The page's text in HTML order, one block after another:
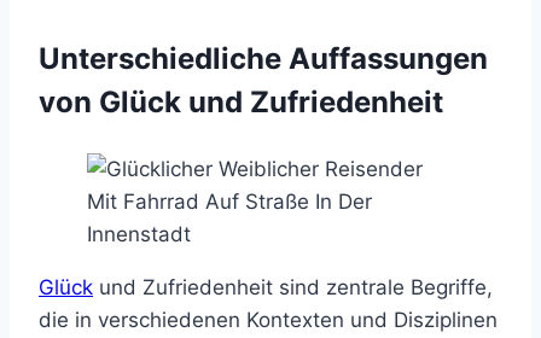
Unterschiedliche Auffassungen
von Glück und Zufriedenheit
Glück und Zufriedenheit sind zentrale Begriffe,
die in verschiedenen Kontexten und Disziplinen